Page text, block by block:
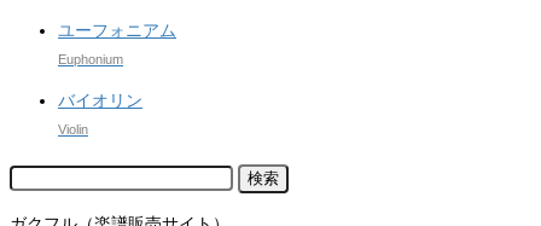
ユーフォニアム
Euphonium
バイオリン
Violin
検
索: